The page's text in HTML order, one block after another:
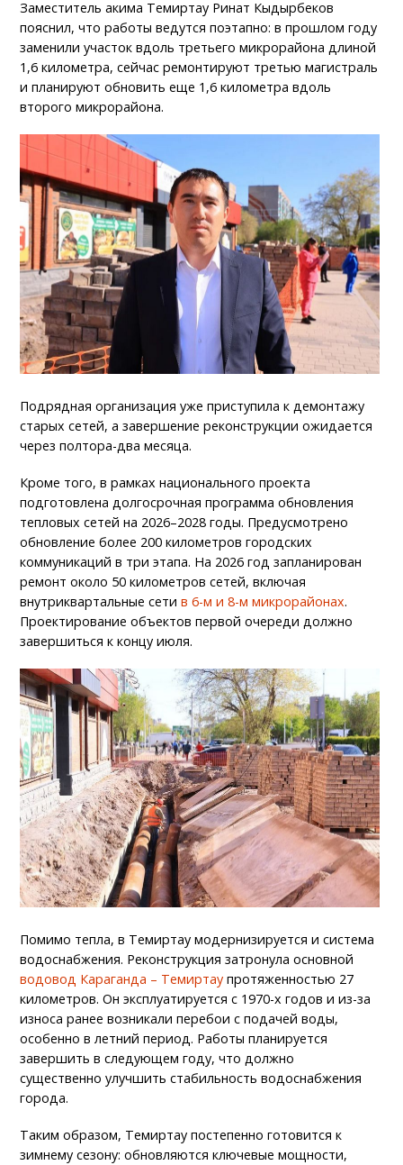
Заместитель акима Темиртау Ринат Кыдырбеков
пояснил, что работы ведутся поэтапно: в прошлом году
заменили участок вдоль третьего микрорайона длиной
1,6 километра, сейчас ремонтируют третью магистраль
и планируют обновить еще 1,6 километра вдоль
второго микрорайона.
Подрядная организация уже приступила к демонтажу
старых сетей, а завершение реконструкции ожидается
через полтора-два месяца.
Кроме того, в рамках национального проекта
подготовлена долгосрочная программа обновления
тепловых сетей на 2026–2028 годы. Предусмотрено
обновление более 200 километров городских
коммуникаций в три этапа. На 2026 год запланирован
ремонт около 50 километров сетей, включая
внутриквартальные сетив 6-м и 8-м микрорайонах.
Проектирование объектов первой очереди должно
завершиться к концу июля.
Помимо тепла, в Темиртау модернизируется и система
водоснабжения. Реконструкция затронула основной
водовод Караганда – Темиртау протяженностью 27
километров. Он эксплуатируется с 1970-х годов и из-за
износа ранее возникали перебои с подачей воды,
особенно в летний период. Работы планируется
завершить в следующем году, что должно
существенно улучшить стабильность водоснабжения
города.
Таким образом, Темиртау постепенно готовится к
зимнему сезону: обновляются ключевые мощности,